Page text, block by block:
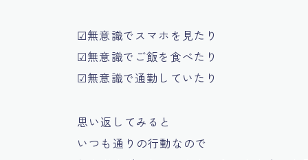
☑無意識でスマホを見たり
☑無意識でご飯を食べたり
☑無意識で通勤していたり
思い返してみると
いつも通りの行動なので